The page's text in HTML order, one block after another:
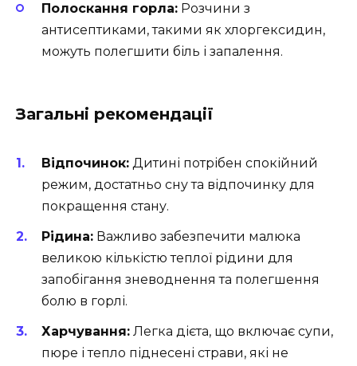
Полоскання горла: Розчини з
антисептиками, такими як хлоргексидин,
можуть полегшити біль і запалення.
Загальні рекомендації
Відпочинок: Дитині потрібен спокійний
режим, достатньо сну та відпочинку для
покращення стану.
Рідина: Важливо забезпечити малюка
великою кількістю теплої рідини для
запобігання зневоднення та полегшення
болю в горлі.
Харчування: Легка дієта, що включає супи,
пюре і тепло піднесені страви, які не